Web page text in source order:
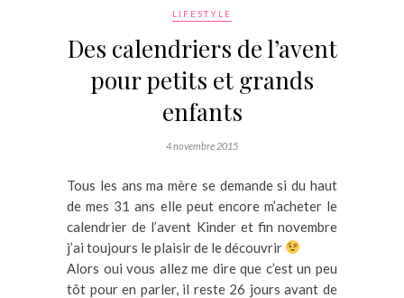
LIFESTYLE
Des calendriers de l’avent
pour petits et grands
enfants
4 novembre 2015
Tous les ans ma mère se demande si du haut
de mes 31 ans elle peut encore m’acheter le
calendrier de l’avent Kinder et fin novembre
j’ai toujours le plaisir de le découvrir
Alors oui vous allez me dire que c’est un peu
tôt pour en parler, il reste 26 jours avant de